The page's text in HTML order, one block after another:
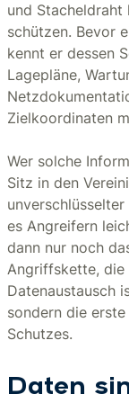
und
schützen. Bevor
kennt er dessen
Lagepläne,
Zielkoordinaten
Wer solche
Sitz in den
es Angreifern
dann nur noch
Angriffskette, die
Datenaustausch
sondern die
Schutzes.
Daten